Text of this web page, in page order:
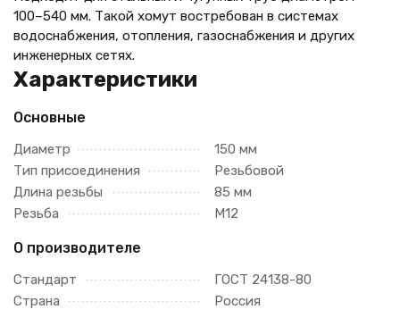
100–540 мм. Такой хомут востребован в системах
водоснабжения, отопления, газоснабжения и других
инженерных сетях.
Характеристики
Основные
Диаметр
150 мм
Тип присоединения
Резьбовой
Длина резьбы
85 мм
Резьба
М12
О производителе
Стандарт
ГОСТ 24138-80
Страна
Россия